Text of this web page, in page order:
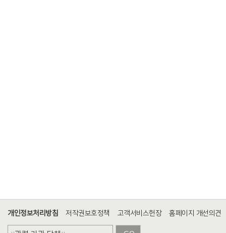
개인정보처리방침 저작권보호정책 고객서비스헌장 홈페이지 개선의견